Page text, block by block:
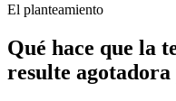
El planteamiento
Qué hace que la
resulte